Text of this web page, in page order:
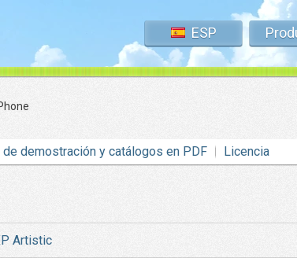
ESP
demostración y catálogos en PDF Licencia
Artistic